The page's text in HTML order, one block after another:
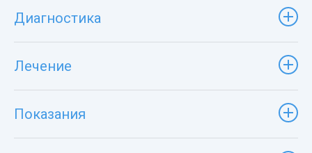
Диагностика
Лечение
Показания